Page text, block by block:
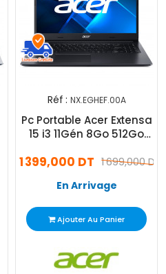
Réf : NX.EGHEF.00A
Pc Portable Acer Extensa
15 i3 11Gén 8Go 512Go
1 699,000 DT
1 399,000 DT
En Arrivage
Ajouter Au Panier